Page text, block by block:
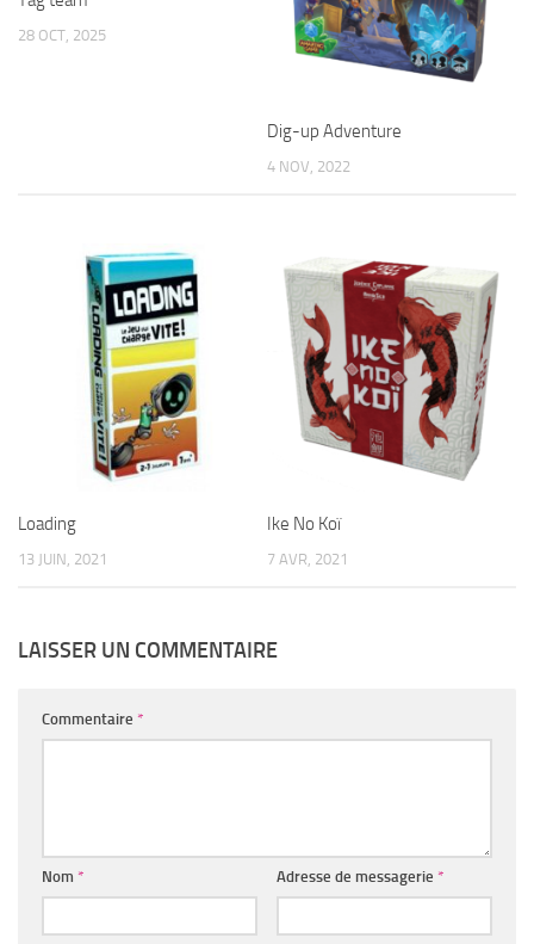
28 OCT, 2025
Dig-up Adventure
4 NOV, 2022
Loading
13 JUIN, 2021
Ike No Koï
7 AVR, 2021
LAISSER UN COMMENTAIRE
Commentaire *
Nom * Adresse de messagerie *